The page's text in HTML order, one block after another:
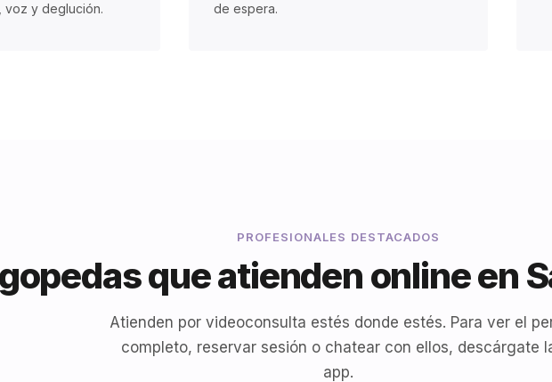
voz y deglución.
de espera.
PROFESIONALES DESTACADOS
que atienden online en
Atienden por videoconsulta estés donde estés. Para ver el
completo, reservar sesión o chatear con ellos, descárgate
app.